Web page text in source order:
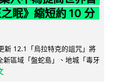
眠》縮短約 10 分
新 12.1「烏拉特克的詛咒」將
區域「盤蛇島」、地城「毒牙